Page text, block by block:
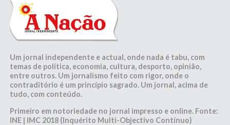
Um jornal independente e actual, onde nada é tabu, com
temas de política, economia, cultura, desporto, opinião,
entre outros. Um jornalismo feito com rigor, onde o
contraditório é um princípio sagrado. Um jornal, acima de
tudo, com conteúdo.
Primeiro em notoriedade no jornal impresso e online. Fonte:
INE | IMC 2018 (Inquérito Multi-Objectivo Contínuo)